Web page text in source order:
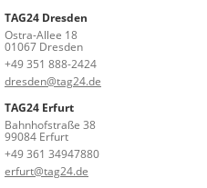
TAG24 Dresden
Ostra-Allee 18
01067 Dresden
+49 351 888-2424
dresden@tag24.de
TAG24 Erfurt
Bahnhofstraße 38
99084 Erfurt
+49 361 34947880
erfurt@tag24.de